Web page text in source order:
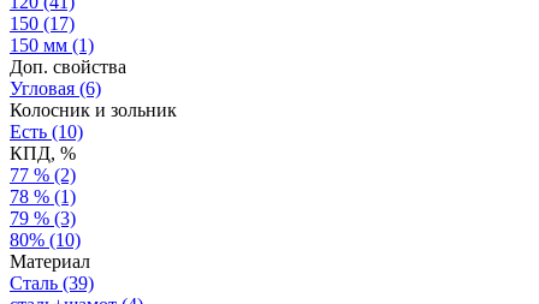
150 (17)
150 мм (1)
Доп. свойства
Угловая (6)
Колосник и зольник
Есть (10)
КПД, %
77 % (2)
78 % (1)
79 % (3)
80% (10)
Материал
Сталь (39)